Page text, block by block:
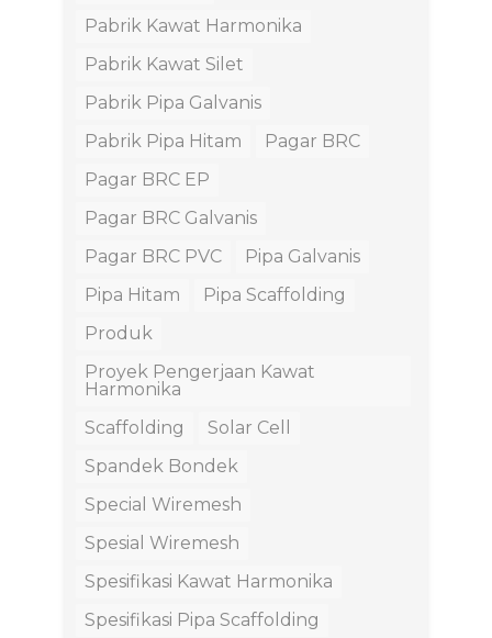
Pabrik Kawat Harmonika
Pabrik Kawat Silet
Pabrik Pipa Galvanis
Pabrik Pipa Hitam
Pagar BRC
Pagar BRC EP
Pagar BRC Galvanis
Pagar BRC PVC
Pipa Galvanis
Pipa Hitam
Pipa Scaffolding
Produk
Proyek Pengerjaan Kawat
Harmonika
Scaffolding
Solar Cell
Spandek Bondek
Special Wiremesh
Spesial Wiremesh
Spesifikasi Kawat Harmonika
Spesifikasi Pipa Scaffolding